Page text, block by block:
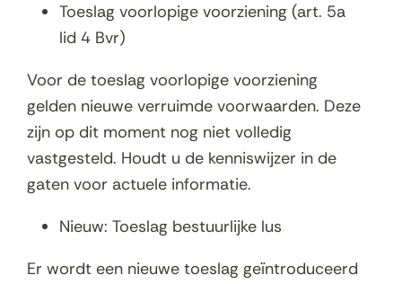
Toeslag voorlopige voorziening (art. 5a
lid 4 Bvr)
Voor de toeslag voorlopige voorziening
gelden nieuwe verruimde voorwaarden. Deze
zijn op dit moment nog niet volledig
vastgesteld. Houdt u de kenniswijzer in de
gaten voor actuele informatie.
Nieuw: Toeslag bestuurlijke lus
Er wordt een nieuwe toeslag geïntroduceerd